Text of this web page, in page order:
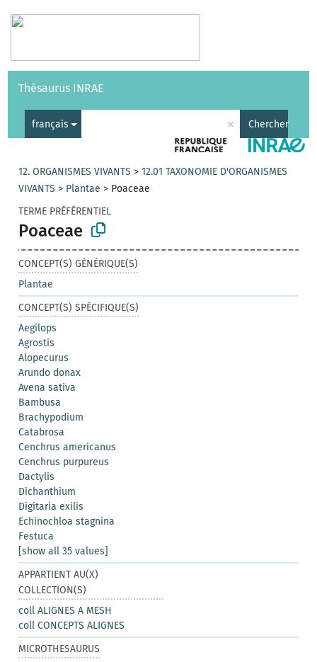
Vocabulaires API
Thésaurus INRAE
français × Chercher
12. ORGANISMES VIVANTS >12.01 TAXONOMIE D'ORGANISMES
VIVANTS > Plantae > Poaceae
TERME PRÉFÉRENTIEL
Poaceae
CONCEPT(S) GÉNÉRIQUE(S)
Plantae
CONCEPT(S) SPÉCIFIQUE(S)
Aegilops
Agrostis
Alopecurus
Arundo donax
Avena sativa
Bambusa
Brachypodium
Catabrosa
Cenchrus americanus
Cenchrus purpureus
Dactylis
Dichanthium
Digitaria exilis
Echinochloa stagnina
Festuca
[show all 35 values]
APPARTIENT AU(X)
COLLECTION(S)
coll ALIGNES A MESH
coll CONCEPTS ALIGNES
MICROTHESAURUS